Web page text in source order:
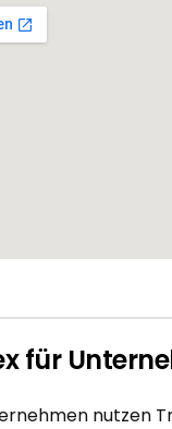
für
nutzen